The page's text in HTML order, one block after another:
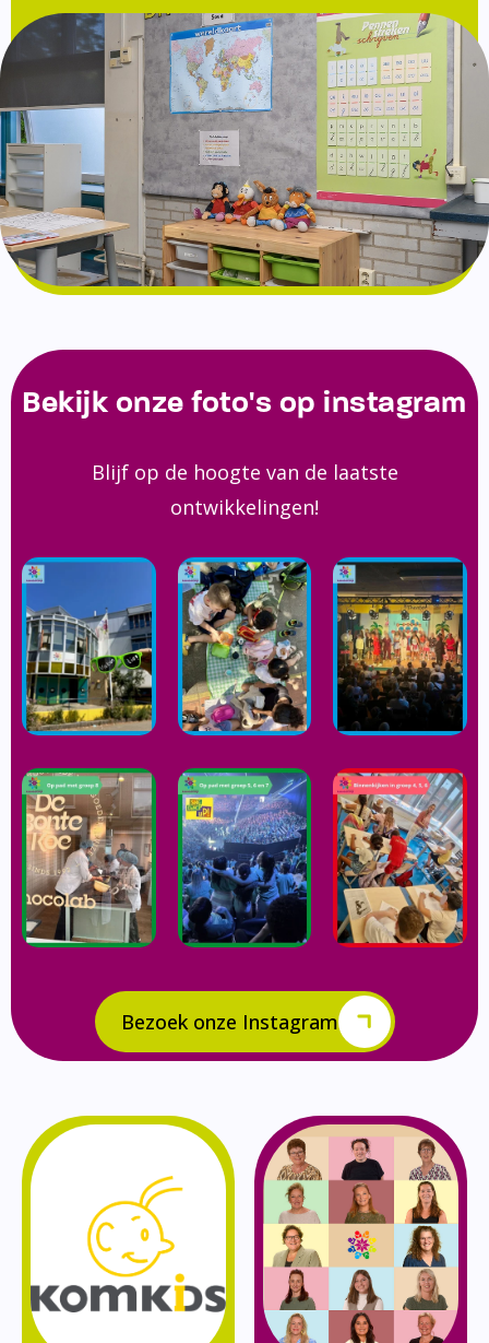
Bekijk onze foto's op instagram
Blijf op de hoogte van de laatste
ontwikkelingen!
Bezoek onze Instagram